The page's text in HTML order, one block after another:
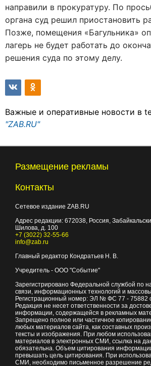
направили в прокуратуру. По
органа суд решил приостановить
Позже, помещения «Багульника»
лагерь не будет работать до
решения суда по этому делу.
Важные и оперативные новости в
"ZAB.RU"
Размещение рекламы
Контакты
Сетевое издание ZAB.RU
Адрес редакции: 672038 , Россия,
Шилова, д. 100
+7 (3022) 32-55-66
info@zab.ru
Главный редактор Кондратьев Н. В.
Учредитель - ООО "Событие"
Зарегистрировано Федеральной службой по
связи, информационных технологий и
Регистрационный номер: ЭЛ № ФС 77 - 75882
Редакция не несет ответственности за
информации, содержащейся в рекламных
Запрещено полное или частичное
любых материалов сайта, как составных
тексты и изображения. При любом
материалов в электронных СМИ, ссылка на
обязательна. Объем цитирования
превышать цель цитирования. При
СМИ, необходимо письменное разрешение